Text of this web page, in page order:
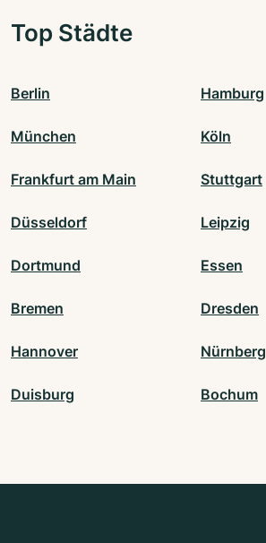
Top Städte
Berlin Hamburg
München Köln
Frankfurt am Main Stuttgart
Düsseldorf Leipzig
Dortmund Essen
Bremen Dresden
Hannover Nürnberg
Duisburg Bochum